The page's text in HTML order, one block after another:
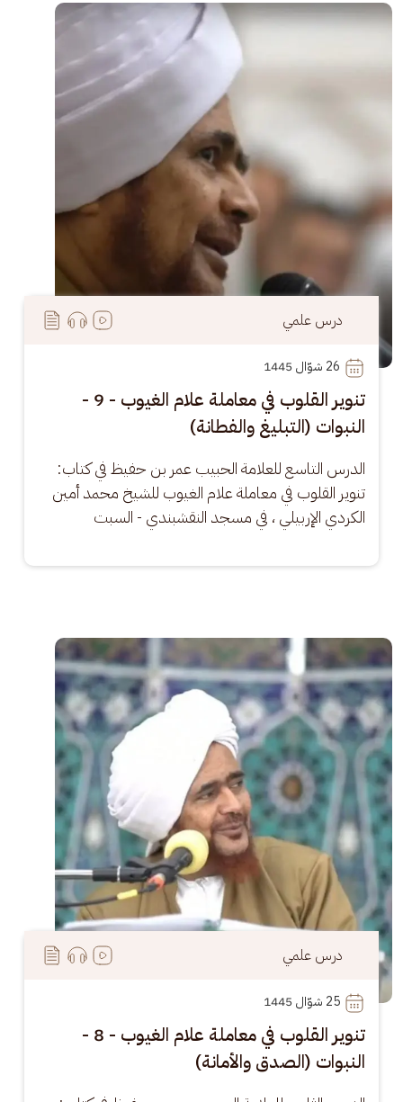
الصورة
درس علمي
26
تنوير القلوب في معاملة علام الغيوب - 9 -
النبوات (التبليغ والفطانة)
الدرس التاسع للعلامة الحبيب عمر بن حفيظ في كتاب:
تنوير القلوب في معاملة علام الغيوب للشيخ محمد أمين
الكردي الإربيلي ، في مسجد النقشبندي - السبت
الصورة
درس علمي
25
تنوير القلوب في معاملة علام الغيوب - 8 -
النبوات (الصدق والأمانة)